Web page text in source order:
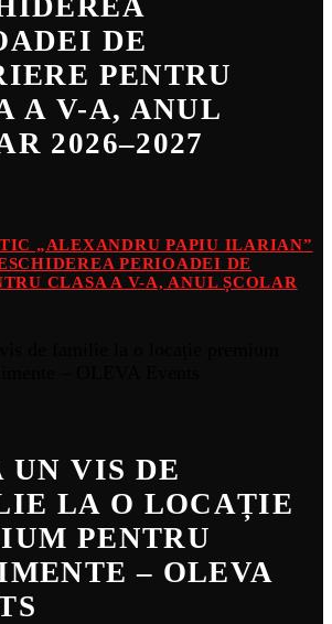
DE
PENTRU
A V-A, ANUL
2026–2027
„ALEXANDRU PAPIU ILARIAN”
PERIOADEI DE
CLASA A V-A, ANUL ȘCOLAR
UN VIS DE
LA O LOCAȚIE
PENTRU
– OLEVA